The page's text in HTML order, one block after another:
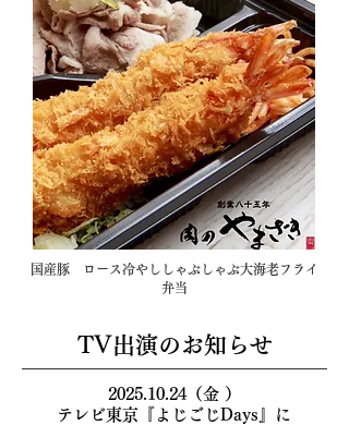
国産豚 ロース冷やししゃぶしゃぶ大海老フライ
弁当
TV出演の​お知らせ
2025.10.24（金 ）
テレビ東京『よじごじDays』に